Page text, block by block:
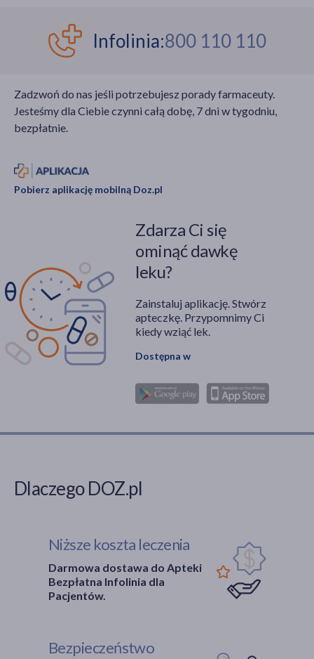
Infolinia:800 110 110
Zadzwoń do nas jeśli potrzebujesz porady farmaceuty.
Jesteśmy dla Ciebie czynni całą dobę, 7 dni w tygodniu,
bezpłatnie.
Pobierz aplikację mobilną Doz.pl
Zdarza Ci się
ominąć dawkę
leku?
Zainstaluj aplikację. Stwórz
apteczkę. Przypomnimy Ci
kiedy wziąć lek.
Dostępna w
Dlaczego DOZ.pl
Niższe koszta leczenia
Darmowa dostawa do Apteki
Bezpłatna Infolinia dla
Pacjentów.
Bezpieczeństwo